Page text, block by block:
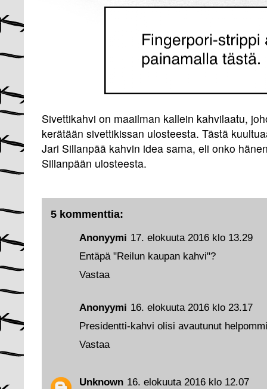
Sivettikahvi on maailman kallein kahvilaatu,
kerätään sivettikissan ulosteesta. Tästä
Jari Sillanpää kahvin idea sama, eli onko
Sillanpään ulosteesta.
5 kommenttia:
Unknown 16. elokuuta 2016 klo 12.07
Anonyymi 16. elokuuta 2016 klo 23.17
Presidentti-kahvi olisi avautunut
Vastaa
Anonyymi 17. elokuuta 2016 klo 13.29
Entäpä "Reilun kaupan kahvi"?
Vastaa